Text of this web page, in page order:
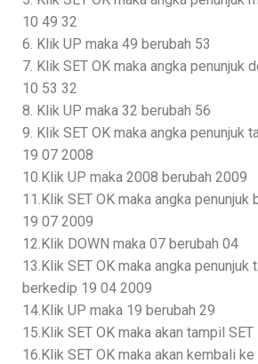
10 49 32
6. Klik UP maka 49 berubah 53
7. Klik SET OK maka angka penunjuk
10 53 32
8. Klik UP maka 32 berubah 56
9. Klik SET OK maka angka penunjuk
19 07 2008
10.Klik UP maka 2008 berubah 2009
11.Klik SET OK maka angka penunjuk
19 07 2009
12.Klik DOWN maka 07 berubah 04
13.Klik SET OK maka angka penunjuk
berkedip 19 04 2009
14.Klik UP maka 19 berubah 29
15.Klik SET OK maka akan tampil SET
16.Klik SET OK maka akan kembali